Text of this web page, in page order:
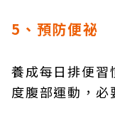
5、預防便祕
養成每日排便習
度腹部運動，必